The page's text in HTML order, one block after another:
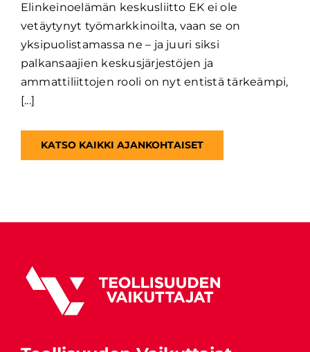
Elinkeinoelämän keskusliitto EK ei ole
vetäytynyt työmarkkinoilta, vaan se on
yksipuolistamassa ne – ja juuri siksi
palkansaajien keskusjärjestöjen ja
ammattiliittojen rooli on nyt entistä tärkeämpi,
[...]
KATSO KAIKKI AJANKOHTAISET